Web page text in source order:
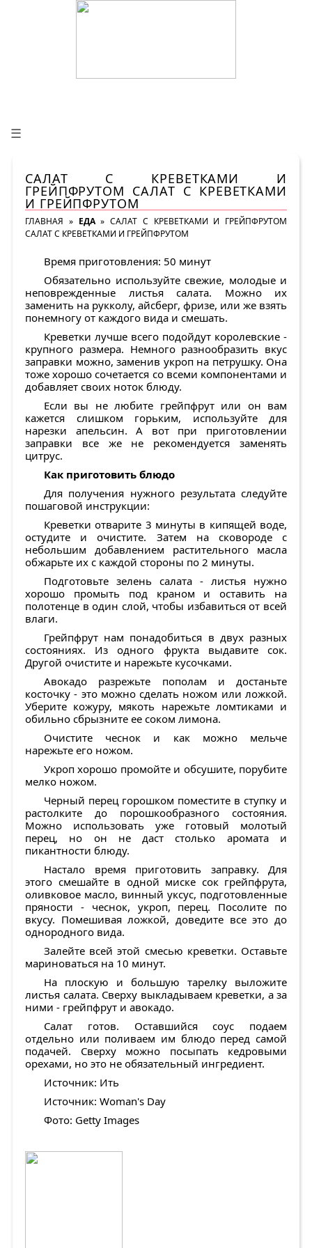
☰
САЛАТ С КРЕВЕТКАМИ И
ГРЕЙПФРУТОМ САЛАТ С КРЕВЕТКАМИ
И ГРЕЙПФРУТОМ
ГЛАВНАЯ » ЕДА» САЛАТ С КРЕВЕТКАМИ И ГРЕЙПФРУТОМ
САЛАТ С КРЕВЕТКАМИ И ГРЕЙПФРУТОМ
Время приготовления: 50 минут
Обязательно используйте свежие, молодые и
неповрежденные листья салата. Можно их
заменить на рукколу, айсберг, фризе, или же взять
понемногу от каждого вида и смешать.
Креветки лучше всего подойдут королевские -
крупного размера. Немного разнообразить вкус
заправки можно, заменив укроп на петрушку. Она
тоже хорошо сочетается со всеми компонентами и
добавляет своих ноток блюду.
Если вы не любите грейпфрут или он вам
кажется слишком горьким, используйте для
нарезки апельсин. А вот при приготовлении
заправки все же не рекомендуется заменять
цитрус.
Как приготовить блюдо
Для получения нужного результата следуйте
пошаговой инструкции:
Креветки отварите 3 минуты в кипящей воде,
остудите и очистите. Затем на сковороде с
небольшим добавлением растительного масла
обжарьте их с каждой стороны по 2 минуты.
Подготовьте зелень салата - листья нужно
хорошо промыть под краном и оставить на
полотенце в один слой, чтобы избавиться от всей
влаги.
Грейпфрут нам понадобиться в двух разных
состояниях. Из одного фрукта выдавите сок.
Другой очистите и нарежьте кусочками.
Авокадо разрежьте пополам и достаньте
косточку - это можно сделать ножом или ложкой.
Уберите кожуру, мякоть нарежьте ломтиками и
обильно сбрызните ее соком лимона.
Очистите чеснок и как можно мельче
нарежьте его ножом.
Укроп хорошо промойте и обсушите, порубите
мелко ножом.
Черный перец горошком поместите в ступку и
растолките до порошкообразного состояния.
Можно использовать уже готовый молотый
перец, но он не даст столько аромата и
пикантности блюду.
Настало время приготовить заправку. Для
этого смешайте в одной миске сок грейпфрута,
оливковое масло, винный уксус, подготовленные
пряности - чеснок, укроп, перец. Посолите по
вкусу. Помешивая ложкой, доведите все это до
однородного вида.
Залейте всей этой смесью креветки. Оставьте
мариноваться на 10 минут.
На плоскую и большую тарелку выложите
листья салата. Сверху выкладываем креветки, а за
ними - грейпфрут и авокадо.
Салат готов. Оставшийся соус подаем
отдельно или поливаем им блюдо перед самой
подачей. Сверху можно посыпать кедровыми
орехами, но это не обязательный ингредиент.
Источник: Ить
Источник: Woman's Day
Фото: Getty Images